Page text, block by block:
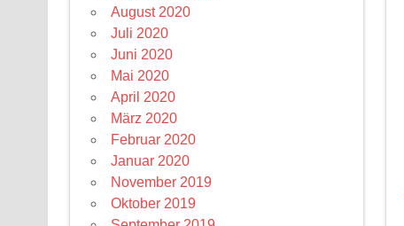
August 2020
Juli 2020
Juni 2020
Mai 2020
April 2020
März 2020
Februar 2020
Januar 2020
November 2019
Oktober 2019